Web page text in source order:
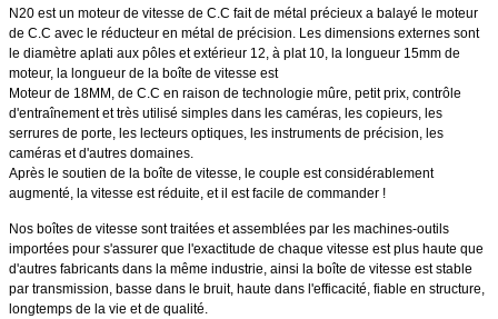
N20 est un moteur de vitesse de C.C fait de métal précieux a balayé le moteur
de C.C avec le réducteur en métal de précision. Les dimensions externes sont
le diamètre aplati aux pôles et extérieur 12, à plat 10, la longueur 15mm de
moteur, la longueur de la boîte de vitesse est
Moteur de 18MM, de C.C en raison de technologie mûre, petit prix, contrôle
d'entraînement et très utilisé simples dans les caméras, les copieurs, les
serrures de porte, les lecteurs optiques, les instruments de précision, les
caméras et d'autres domaines.
Après le soutien de la boîte de vitesse, le couple est considérablement
augmenté, la vitesse est réduite, et il est facile de commander !
Nos boîtes de vitesse sont traitées et assemblées par les machines-outils
importées pour s'assurer que l'exactitude de chaque vitesse est plus haute que
d'autres fabricants dans la même industrie, ainsi la boîte de vitesse est stable
par transmission, basse dans le bruit, haute dans l'efficacité, fiable en structure,
longtemps de la vie et de qualité.